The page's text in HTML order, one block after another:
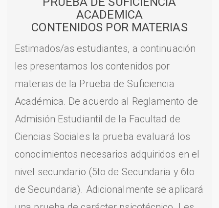
ACADEMICA
CONTENIDOS POR MATERIAS
Estimados/as estudiantes, a continuación
les presentamos los contenidos por
materias de la Prueba de Suficiencia
Académica. De acuerdo al Reglamento de
Admisión Estudiantil de la Facultad de
Ciencias Sociales la prueba evaluará los
conocimientos necesarios adquiridos en el
nivel secundario (5to de Secundaria y 6to
de Secundaria). Adicionalmente se aplicará